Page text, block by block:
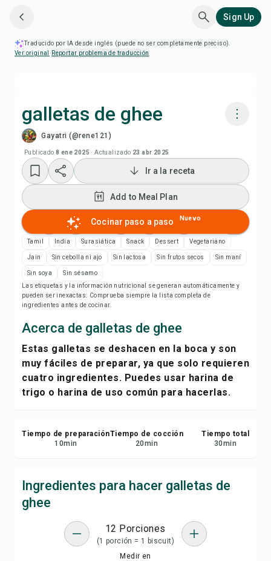
Sign Up
Traducido por IA desde inglés (puede no ser completamente preciso).
Ver original · Reportar problema de traducción
galletas de ghee
Gayatri (@rene121)
Publicado 8 ene 2025 ·Actualizado 23 abr 2025
Add to Meal Plan
Add to Shopping List
Notas de la receta
Reportar
Ir a la receta
Add to Meal Plan
Cocinar paso a paso Nuevo
Tamil India Surasiática Snack Dessert Vegetariano
Jain Sin cebolla ni ajo Sin lactosa Sin frutos secos Sin maní
Sin soya
Sin sésamo
Las etiquetas y la información nutricional se generan automáticamente y
pueden ser inexactas. Comprueba siempre la lista completa de
ingredientes antes de cocinar.
Acerca de galletas de ghee
Estas galletas se deshacen en la boca y son
muy fáciles de preparar, ya que solo requieren
cuatro ingredientes. Puedes usar harina de
trigo o harina de uso común para hacerlas.
Tiempo de preparación
10min
Tiempo de cocción
20min
Tiempo total
30min
Ingredientes para hacer galletas de
ghee
12 Porciones
(1 porción = 1 biscuit)
Medir en